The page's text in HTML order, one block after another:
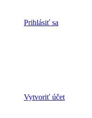
Prihlásiť sa
Vytvoriť účet